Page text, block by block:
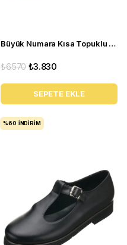
Büyük Numara Kısa Topuklu Kadın Stiletto ND97 Çok renkli
₺3.830
₺6.570
SEPETE EKLE
%60 İNDIRIM